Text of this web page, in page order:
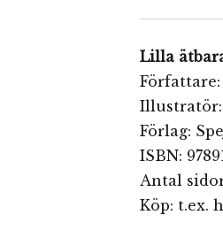
Lilla
Författare:
Förlag:
ISBN:
Antal
Köp: t.ex.